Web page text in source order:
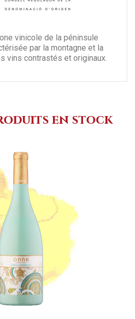
vinicole de la péninsule
par la montagne et la
vins contrastés et originaux.
en stock